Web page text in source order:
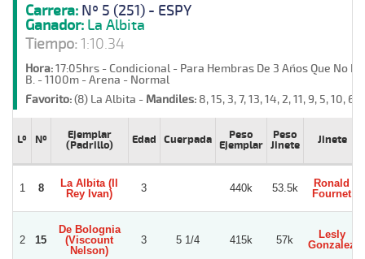
Carrera: Nº 5 (251) - ESPY
Ganador: La Albita
Tiempo:1:10.34
Hora:17:05hrs - Condicional - Para Hembras De 3 Años Que No
B. - 1100m - Arena - Normal
Favorito:(8) La Albita - Mandiles: 8, 15, 3, 7, 13, 14, 2, 11, 9, 5, 10, 6,
Lº Nº
Ejemplar
(Padrillo)
Edad Cuerpada
Peso
Ejemplar
Peso
Jinete
Jinete
1 8
La Albita (Il
Rey Ivan)
3 440k 53.5k
Ronald
Fournet
2 15
De Bolognia
(Viscount
Nelson)
3 5 1/4 415k 57k
Lesly
Gonzalez